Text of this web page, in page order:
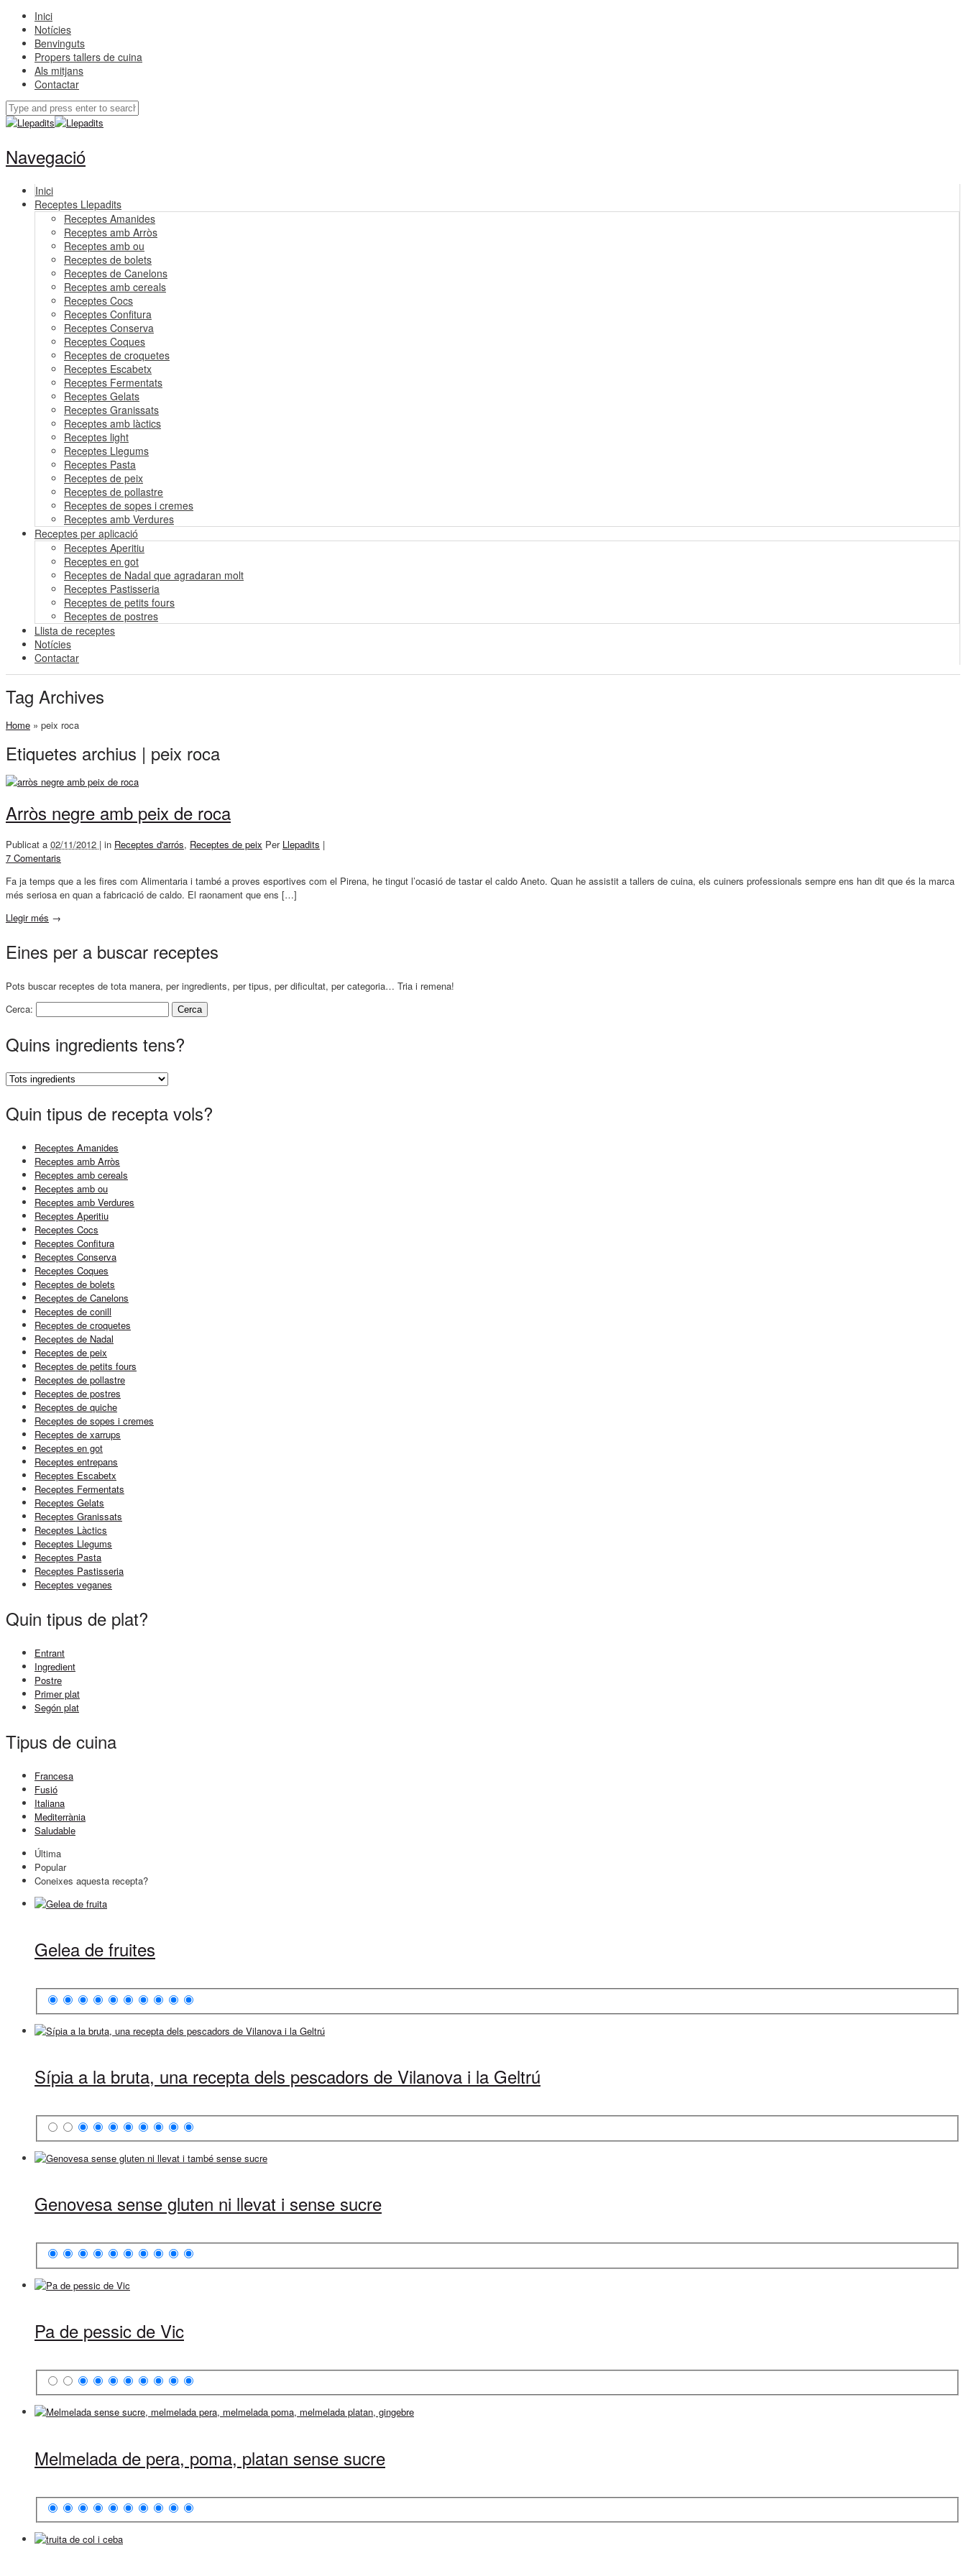
Inici
Notícies
Benvinguts
Propers tallers de cuina
Als mitjans
Contactar
Navegació
Inici
Receptes Llepadits
Receptes Amanides
Receptes amb Arròs
Receptes amb ou
Receptes de bolets
Receptes de Canelons
Receptes amb cereals
Receptes Cocs
Receptes Confitura
Receptes Conserva
Receptes Coques
Receptes de croquetes
Receptes Escabetx
Receptes Fermentats
Receptes Gelats
Receptes Granissats
Receptes amb làctics
Receptes light
Receptes Llegums
Receptes Pasta
Receptes de peix
Receptes de pollastre
Receptes de sopes i cremes
Receptes amb Verdures
Receptes per aplicació
Receptes Aperitiu
Receptes en got
Receptes de Nadal que agradaran molt
Receptes Pastisseria
Receptes de petits fours
Receptes de postres
Llista de receptes
Notícies
Contactar
Tag Archives
Home » peix roca
Etiquetes archius | peix roca
Arròs negre amb peix de roca
Publicat a 02/11/2012 | in Receptes d'arrós, Receptes de peix Per Llepadits |
7 Comentaris
Fa ja temps que a les fires com Alimentaria i també a proves esportives com el Pirena, he tingut l’ocasió de tastar el caldo Aneto. Quan he assistit a tallers de cuina, els cuiners professionals sempre ens han dit que és la marca
més seriosa en quan a fabricació de caldo. El raonament que ens […]
Llegir més →
Eines per a buscar receptes
Pots buscar receptes de tota manera, per ingredients, per tipus, per dificultat, per categoria… Tria i remena!
Cerca:
Quins ingredients tens?
Quin tipus de recepta vols?
Receptes Amanides
Receptes amb Arròs
Receptes amb cereals
Receptes amb ou
Receptes amb Verdures
Receptes Aperitiu
Receptes Cocs
Receptes Confitura
Receptes Conserva
Receptes Coques
Receptes de bolets
Receptes de Canelons
Receptes de conill
Receptes de croquetes
Receptes de Nadal
Receptes de peix
Receptes de petits fours
Receptes de pollastre
Receptes de postres
Receptes de quiche
Receptes de sopes i cremes
Receptes de xarrups
Receptes en got
Receptes entrepans
Receptes Escabetx
Receptes Fermentats
Receptes Gelats
Receptes Granissats
Receptes Làctics
Receptes Llegums
Receptes Pasta
Receptes Pastisseria
Receptes veganes
Quin tipus de plat?
Entrant
Ingredient
Postre
Primer plat
Segón plat
Tipus de cuina
Francesa
Fusió
Italiana
Mediterrània
Saludable
Última
Popular
Coneixes aquesta recepta?
Gelea de fruites
Sípia a la bruta, una recepta dels pescadors de Vilanova i la Geltrú
Genovesa sense gluten ni llevat i sense sucre
Pa de pessic de Vic
Melmelada de pera, poma, platan sense sucre